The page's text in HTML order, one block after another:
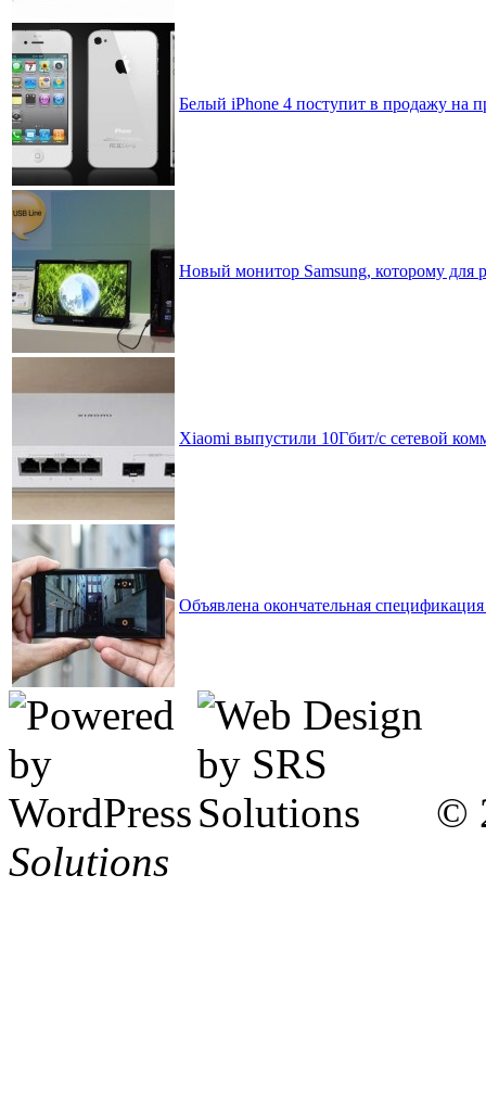
Белый iPhone 4 поступит в продажу на
Новый монитор Samsung, которому для
Xiaomi выпустили 10Гбит/с сетевой
Объявлена окончательная
©
Solutions